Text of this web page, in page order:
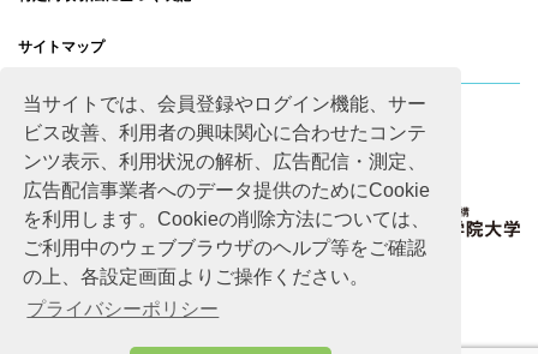
当サイトでは、会員登録やログイン機能、サー
ビス改善、利用者の興味関心に合わせたコンテ
ンツ表示、利用状況の解析、広告配信・測定、
広告配信事業者へのデータ提供のためにCookie
を利用します。Cookieの削除方法については、
ご利用中のウェブブラウザのヘルプ等をご確認
の上、各設定画面よりご操作ください。
プライバシーポリシー
サイトマップ